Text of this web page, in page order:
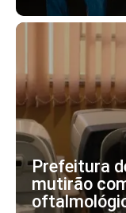
Prefeitura
mutirão